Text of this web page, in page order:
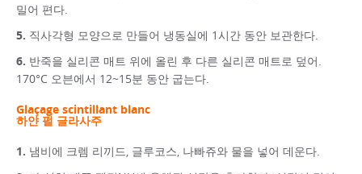
밀어 편다.
직사각형 모양으로 만들어 냉동실에 1시간 동안 보관한다.
반죽을 실리콘 매트 위에 올린 후 다른 실리콘 매트로 덮어.
170°C 오븐에서 12~15분 동안 굽는다.
Glaçage scintillant blanc
하얀 펄 글라사주
냄비에 크렘 리끼드, 글루코스, 나빠쥬와 물을 넣어 데운다.